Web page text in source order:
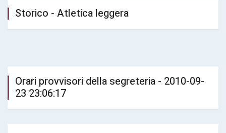
Storico - Atletica leggera
Orari provvisori della segreteria - 2010-09-
23 23:06:17